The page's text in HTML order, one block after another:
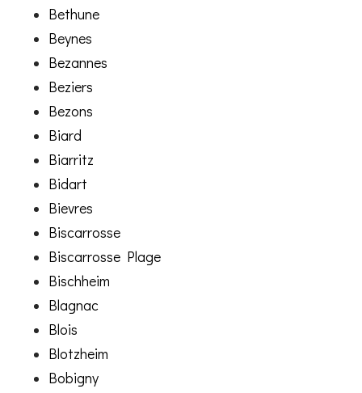
Bethune
Beynes
Bezannes
Beziers
Bezons
Biard
Biarritz
Bidart
Bievres
Biscarrosse
Biscarrosse Plage
Bischheim
Blagnac
Blois
Blotzheim
Bobigny